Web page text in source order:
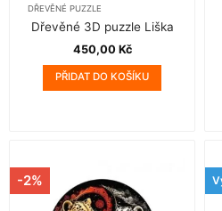
DŘEVĚNÉ PUZZLE
Dřevěné 3D puzzle Liška
450,00 Kč
PŘIDAT DO KOŠÍKU
-2%